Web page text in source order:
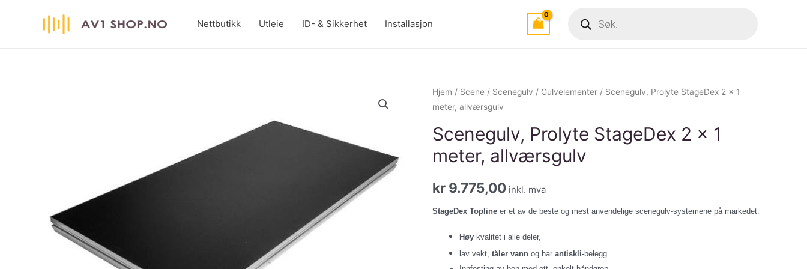
Nettbutikk Utleie ID- & Sikkerhet Installasjon search
Hjem / Scene / Scenegulv / Gulvelementer / Scenegulv, Prolyte StageDex 2 x 1
meter, allværsgulv
Scenegulv, Prolyte StageDex 2 x 1
meter, allværsgulv
kr 9.775,00 inkl. mva
StageDex Topline er et av de beste og mest anvendelige scenegulv-systemene på markedet.
Høy kvalitet i alle deler,
lav vekt, tåler vann og har antiskli-belegg.